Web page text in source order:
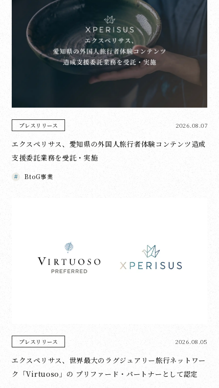
プレスリリース 2026.08.07
エクスペリサス、愛知県の外国人旅行者体験コンテンツ造成
支援委託業務を受託・実施
BtoG事業
プレスリリース 2026.08.05
エクスペリサス、世界最大のラグジュアリー旅行ネットワー
ク「Virtuoso」の プリファード・パートナーとして認定